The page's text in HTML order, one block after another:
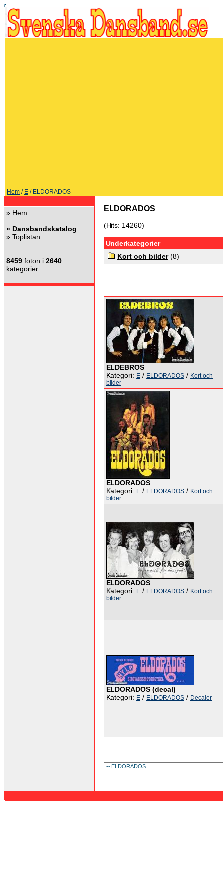
Hem / E / ELDORADOS
» Hem
» Dansbandskatalog
» Toplistan
8459 foton i 2640
kategorier.
ELDORADOS
(Hits: 14260)
Underkategorier
Kort och bilder(8)
ELDEBROS
Kategori: E / ELDORADOS / Kort och
bilder
ELDORADOS
Kategori: E / ELDORADOS / Kort och
bilder
ELDORADOS
Kategori: E / ELDORADOS / Kort och
bilder
ELDORADOS (decal)
Kategori: E / ELDORADOS / Decaler